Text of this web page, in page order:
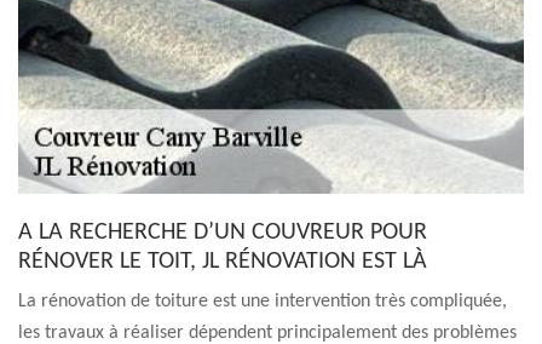
A LA RECHERCHE D’UN COUVREUR POUR
RÉNOVER LE TOIT, JL RÉNOVATION EST LÀ
La rénovation de toiture est une intervention très compliquée,
les travaux à réaliser dépendent principalement des problèmes